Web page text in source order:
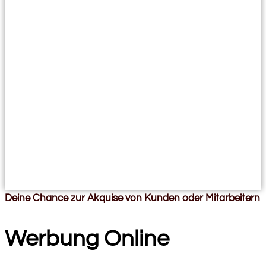
Deine Chance zur Akquise von Kunden oder Mitarbeitern
Werbung Online